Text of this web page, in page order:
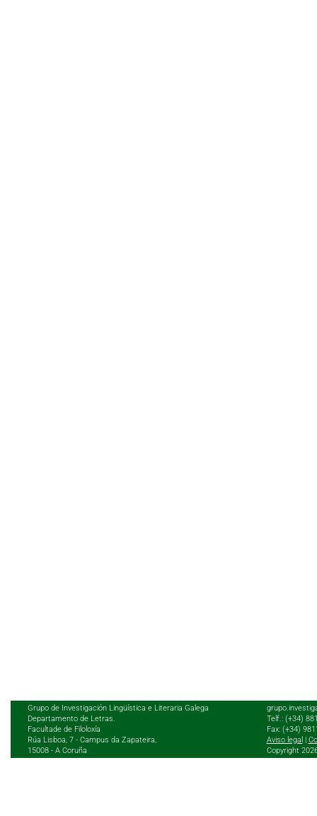
Grupo de Investigación Lingüística e Literaria Galega
Departamento de Letras.
Facultade de Filoloxía
Rúa Lisboa, 7 - Campus da Zapateira,
15008 - A Coruña
Telf.: (+34)
Fax: (+34)
Aviso legal |
Copyright